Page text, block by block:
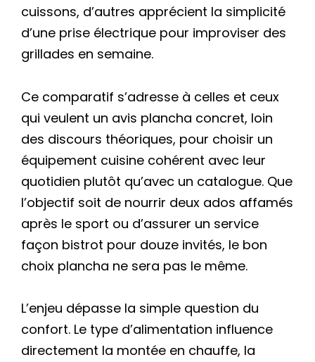
cuissons, d’autres apprécient la simplicité
d’une prise électrique pour improviser des
grillades en semaine.
Ce comparatif s’adresse à celles et ceux
qui veulent un avis plancha concret, loin
des discours théoriques, pour choisir un
équipement cuisine cohérent avec leur
quotidien plutôt qu’avec un catalogue. Que
l’objectif soit de nourrir deux ados affamés
après le sport ou d’assurer un service
façon bistrot pour douze invités, le bon
choix plancha ne sera pas le même.
L’enjeu dépasse la simple question du
confort. Le type d’alimentation influence
directement la montée en chauffe, la